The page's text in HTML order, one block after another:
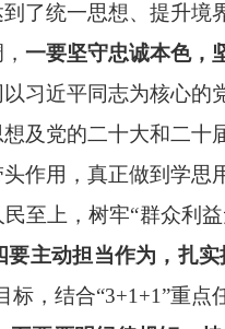
了统一思想、提升
一要坚守忠诚本色，
习近平同志为核心的
及党的二十大和二
作用，真正做到学思
至上，树牢“群众利
要主动担当作为，扎实
标，结合“3+1+1”重点